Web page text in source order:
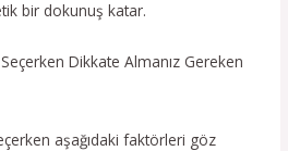
bir dokunuş katar.
Dikkate Almanız Gereken
aşağıdaki faktörleri göz